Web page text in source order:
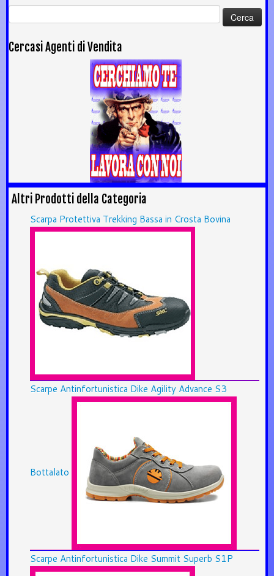
Ricerca
per:
Cercasi Agenti di Vendita
Altri Prodotti della Categoria
Scarpa Protettiva Trekking Bassa in Crosta Bovina
Scarpe Antinfortunistica Dike Agility Advance S3
Bottalato
Scarpe Antinfortunistica Dike Summit Superb S1P